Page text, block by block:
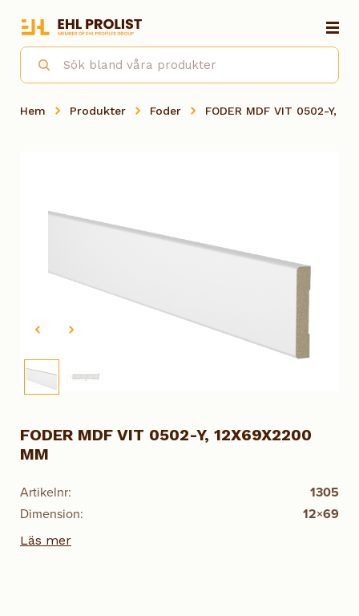
Hem Produkter Foder FODER MDF VIT 0502-Y,
Artikelnr:
1305
Dimension:
12×69
FODER MDF VIT 0502-Y, 12X69X2200
MM
Läs mer